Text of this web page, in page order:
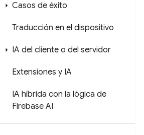
Casos de éxito
Traducción en el dispositivo
IA del cliente o del servidor
Extensiones y IA
IA híbrida con la lógica de
Firebase AI